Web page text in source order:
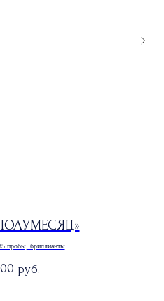
пробы, бриллианты
руб.